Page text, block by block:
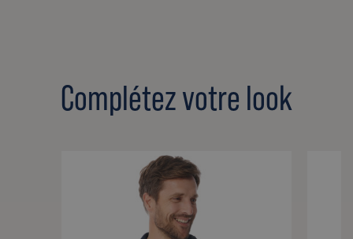
Complétez votre look